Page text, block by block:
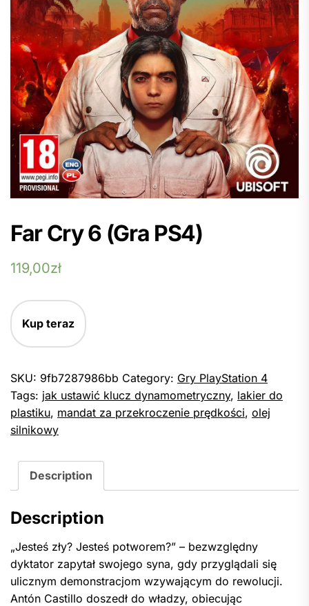
Far Cry 6 (Gra PS4)
119,00zł
Kup teraz
SKU: 9fb7287986bb Category: Gry PlayStation 4
Tags: jak ustawić klucz dynamometryczny, lakier do
plastiku, mandat za przekroczenie prędkości, olej
silnikowy
Description
Description
„Jesteś zły? Jesteś potworem?” – bezwzględny
dyktator zapytał swojego syna, gdy przyglądali się
ulicznym demonstracjom wzywającym do rewolucji.
Antón Castillo doszedł do władzy, obiecując